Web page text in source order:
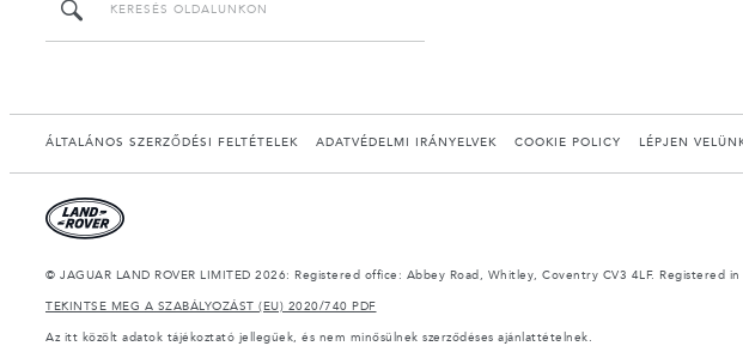
ÁLTALÁNOS SZERZŐDÉSI FELTÉTELEK ADATVÉDELMI IRÁNYELVEK COOKIE POLICY LÉPJEN
© JAGUAR LAND ROVER LIMITED 2026: Registered office: Abbey Road, Whitley, Coventry CV3 4LF. Registered
TEKINTSE MEG A SZABÁLYOZÁST (EU) 2020/740 PDF
Az itt közölt adatok tájékoztató jellegűek, és nem minősülnek szerződéses ajánlattételnek.